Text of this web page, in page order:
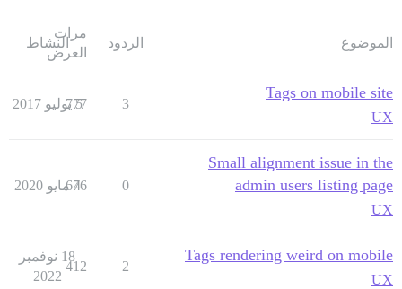
الموضوع الردود
مرات
العرض
النشاط
Tags on mobile site
UX
3
777
5 يوليو 2017
Small alignment issue in the
admin users listing page
UX
0
676
4 مايو 2020
Tags rendering weird on mobile
UX
2
412
18 نوفمبر
2022